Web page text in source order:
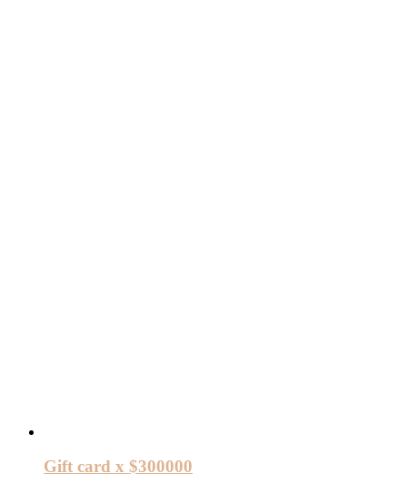
Gift card x $300000